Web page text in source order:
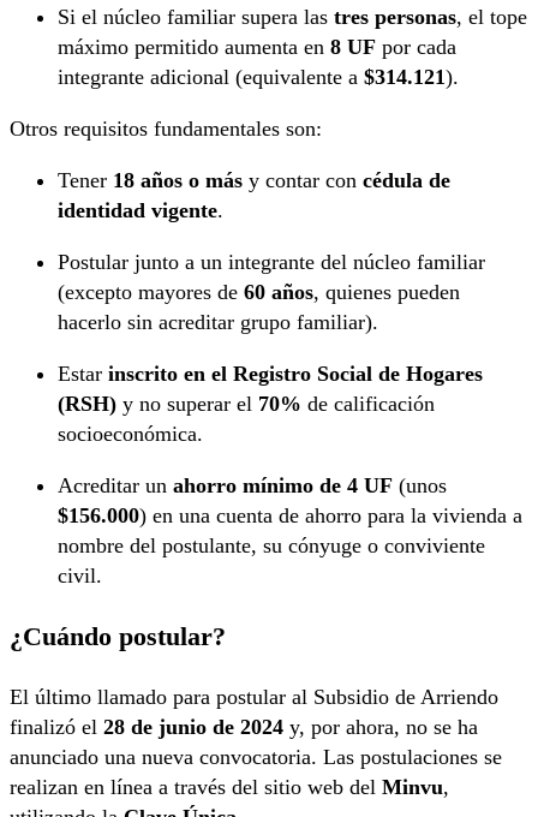
Si el núcleo familiar supera las tres personas, el tope
máximo permitido aumenta en 8 UF por cada
integrante adicional (equivalente a $314.121).
Otros requisitos fundamentales son:
Tener 18 años o más y contar con cédula de
identidad vigente.
Postular junto a un integrante del núcleo familiar
(excepto mayores de 60 años, quienes pueden
hacerlo sin acreditar grupo familiar).
Estar inscrito en el Registro Social de Hogares
(RSH) y no superar el 70% de calificación
socioeconómica.
Acreditar un ahorro mínimo de 4 UF (unos
$156.000) en una cuenta de ahorro para la vivienda a
nombre del postulante, su cónyuge o conviviente
civil.
¿Cuándo postular?
El último llamado para postular al Subsidio de Arriendo
finalizó el 28 de junio de 2024 y, por ahora, no se ha
anunciado una nueva convocatoria. Las postulaciones se
realizan en línea a través del sitio web del Minvu,